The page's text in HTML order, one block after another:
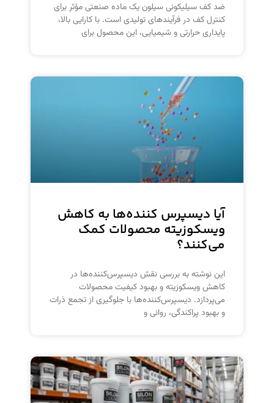
ضد کف سیلیکونی سیلون یک ماده صنعتی مؤثر برای
کنترل کف در فرآیندهای تولیدی است. با کارایی بالا،
پایداری حرارتی و شیمیایی، این محصول برای
آیا دیسپرس کننده‌ها به کاهش
ویسکوزیته محصولات کمک
می‌کنند؟
این نوشته به بررسی نقش دیسپرس‌کننده‌ها در
کاهش ویسکوزیته و بهبود کیفیت محصولات
می‌پردازد. دیسپرس‌کننده‌ها با جلوگیری از تجمع ذرات
و بهبود پراکندگی، روانی و